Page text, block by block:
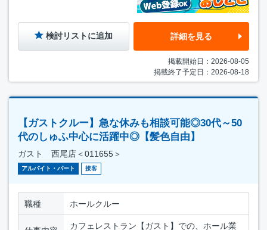
検討リストに追加 詳細を見る
掲載開始日：2026-08-05
掲載終了予定日：2026-08-18
【ガストクルー】急な休みも相談可能◎30代～50
代のしゅふ中心に活躍中◎【髪色自由】
ガスト 西尾店＜011655＞
アルバイト・パート 接客
職種 ホールクルー
カフェレストラン【ガスト】での、ホール業